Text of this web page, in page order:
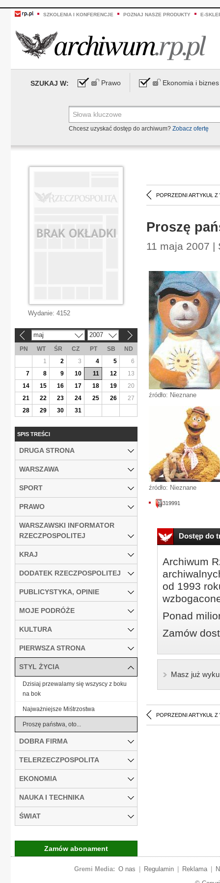
SZKOLENIA I KONFERENCJE POZNAJ NASZE PRODUKTY E-
SZUKAJ W: Prawo Ekonomia i biznes
Chcesz uzyskać dostęp do archiwum? Zobacz ofertę
POPRZEDNI ARTYKUŁ Z
Proszę
11 maja 2007 |
źródło: Nieznane
źródło: Nieznane
319991
Dostęp do
Archiwum
od 1993
Ponad
Zamów
Masz już
POPRZEDNI ARTYKUŁ Z
Wydanie: 4152
maj 2007
PN WT ŚR CZ PT SB
ND
1
2 3 4 5
6
7
8 9 10 11 12
13
14
15 16 17 18 19
20
21
22 23 24 25 26
27
28
29 30 31
SPIS TREŚCI
DRUGA STRONA
WARSZAWA
SPORT
PRAWO
WARSZAWSKI INFORMATOR
RZECZPOSPOLITEJ
KRAJ
DODATEK RZECZPOSPOLITEJ
PUBLICYSTYKA, OPINIE
MOJE PODRÓŻE
KULTURA
PIERWSZA STRONA
STYL ŻYCIA
Dzisiaj przewalamy się wszyscy z boku
na bok
Najważniejsze Miśtrzostwa
Proszę państwa, oto...
DOBRA FIRMA
TELERZECZPOSPOLITA
EKONOMIA
NAUKA I TECHNIKA
ŚWIAT
Zamów abonament
Gremi Media: O nas Regulamin Reklama